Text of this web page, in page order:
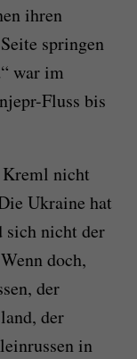
ihren
springen
war im
Fluss bis
nicht
Ukraine hat
sich nicht der
doch,
der
der
in